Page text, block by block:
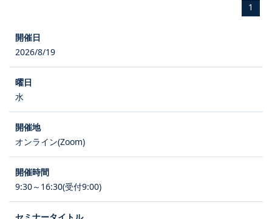
1
2026/8/19
水
オンライン(Zoom)
9:30～16:30(受付9:00)